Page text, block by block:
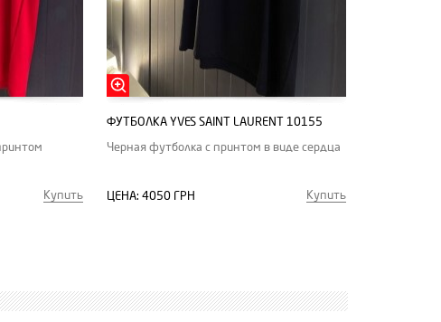
Купить
ФУТБОЛКА YVES SAINT LAURENT 10155
Черная футболка с принтом в виде сердца
ЦЕНА: 4050 ГРН Купить